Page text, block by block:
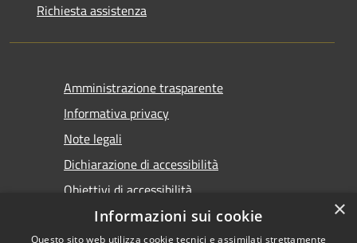
Richiesta assistenza
Amministrazione trasparente
Informativa privacy
Note legali
Dichiarazione di accessibilità
Obiettivi di accessibilità
×
Informazioni sui cookie
Questo sito web utilizza cookie tecnici e assimilati strettamente